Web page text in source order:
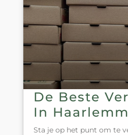
De Beste
In
Sta je op het punt om te